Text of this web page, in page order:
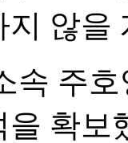
않을
속 주
확보